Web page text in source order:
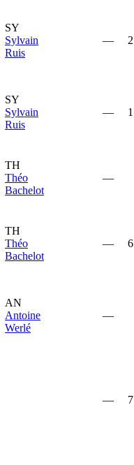
SY
Sylvain
Ruis
— 2
SY
Sylvain
Ruis
— 1
TH
Théo
Bachelot
—
TH
Théo
Bachelot
— 6
AN
Antoine
Werlé
—
— 7